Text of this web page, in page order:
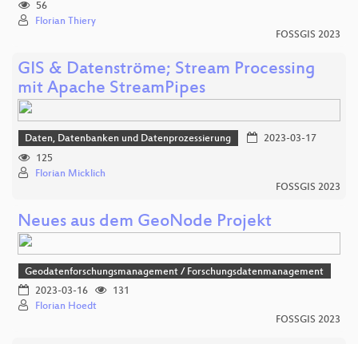
56
Florian Thiery
FOSSGIS 2023
GIS & Datenströme; Stream Processing
mit Apache StreamPipes
Daten, Datenbanken und Datenprozessierung
2023-03-17
125
Florian Micklich
FOSSGIS 2023
Neues aus dem GeoNode Projekt
Geodatenforschungsmanagement / Forschungsdatenmanagement
2023-03-16
131
Florian Hoedt
FOSSGIS 2023